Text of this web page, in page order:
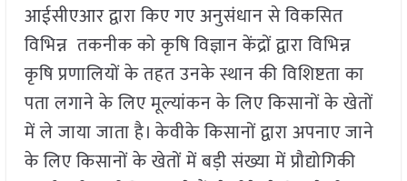
आईसीएआर द्वारा किए गए अनुसंधान से विकसित
विभिन्न तकनीक को कृषि विज्ञान केंद्रों द्वारा विभिन्न
कृषि प्रणालियों के तहत उनके स्थान की विशिष्टता का
पता लगाने के लिए मूल्यांकन के लिए किसानों के खेतों
में ले जाया जाता है। केवीके किसानों द्वारा अपनाए जाने
के लिए किसानों के खेतों में बड़ी संख्या में प्रौद्योगिकी